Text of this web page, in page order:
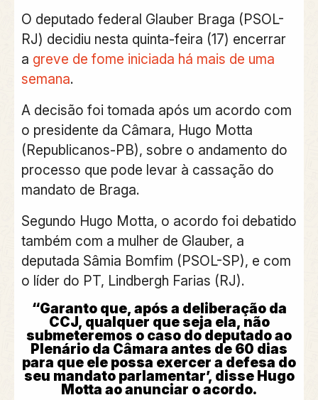
O deputado federal Glauber Braga (PSOL-
RJ) decidiu nesta quinta-feira (17) encerrar
a greve de fome iniciada há mais de uma
semana.
A decisão foi tomada após um acordo com
o presidente da Câmara, Hugo Motta
(Republicanos-PB), sobre o andamento do
processo que pode levar à cassação do
mandato de Braga.
Segundo Hugo Motta, o acordo foi debatido
também com a mulher de Glauber, a
deputada Sâmia Bomfim (PSOL-SP), e com
o líder do PT, Lindbergh Farias (RJ).
“Garanto que, após a deliberação da
CCJ, qualquer que seja ela, não
submeteremos o caso do deputado ao
Plenário da Câmara antes de 60 dias
para que ele possa exercer a defesa do
seu mandato parlamentar’, disse Hugo
Motta ao anunciar o acordo.